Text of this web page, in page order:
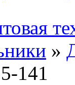
»
141